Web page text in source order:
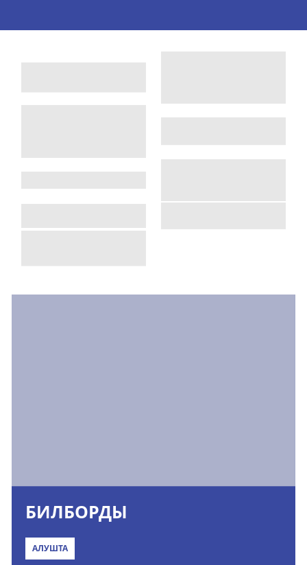
БИЛБОРДЫ
АЛУШТА